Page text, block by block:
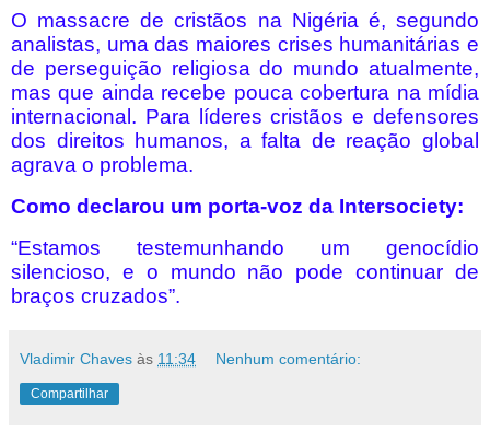
O massacre de cristãos na Nigéria é, segundo
analistas, uma das maiores crises humanitárias e
de perseguição religiosa do mundo atualmente,
mas que ainda recebe pouca cobertura na mídia
internacional. Para líderes cristãos e defensores
dos direitos humanos, a falta de reação global
agrava o problema.
Como declarou um porta-voz da Intersociety:
“Estamos testemunhando um genocídio
silencioso, e o mundo não pode continuar de
braços cruzados”.
Vladimir Chaves às 11:34 Nenhum comentário:
Compartilhar